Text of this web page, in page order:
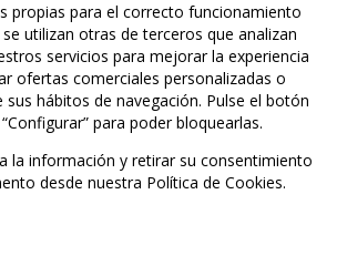
propias para el correcto funcionamiento
utilizan otras de terceros que analizan
servicios para mejorar la experiencia
ofertas comerciales personalizadas o
sus hábitos de navegación. Pulse el botón
para poder bloquearlas.
la información y retirar su consentimiento
desde nuestra Política de Cookies.